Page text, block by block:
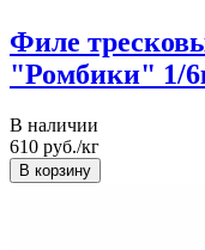
Филе
"Ромбики" 1/
В наличии
610 руб./кг